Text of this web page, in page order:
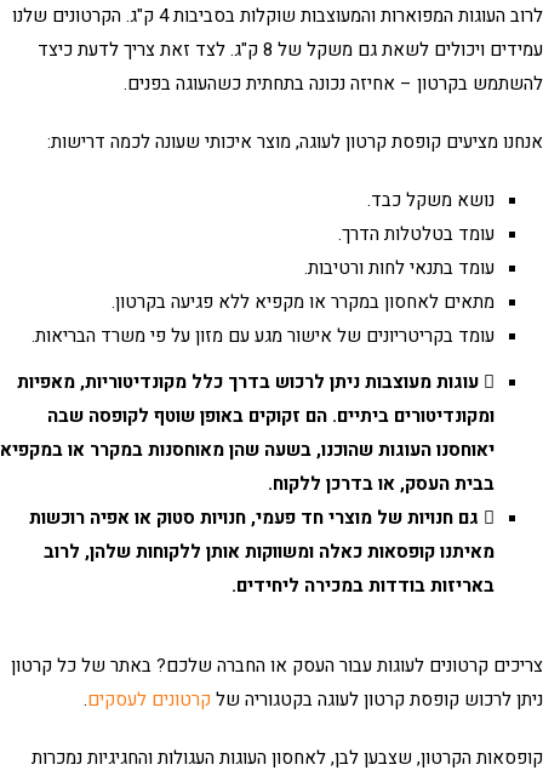
לרוב העוגות המפוארות והמעוצבות שוקלות בסביבות 4 ק"ג. הקרטונים שלנו
עמידים ויכולים לשאת גם משקל של 8 ק"ג. לצד זאת צריך לדעת כיצד
בקרטון – אחיזה נכונה בתחתית כשהעוגה בפנים.
מציעיםקופסת קרטון לעוגה, מוצר איכותי שעונהלכמה דרישות:
נושא משקל כבד.
עומד בטלטלות הדרך.
עומד בתנאי לחות ורטיבות.
מתאים לאחסון במקרר או מקפיא ללא פגיעה בקרטון.
עומד בקריטריונים של אישור מגע עם מזון על פי משרד הבריאות.
עוגות מעוצבות ניתן לרכוש בדרך כלל מקונדיטוריות, מאפיות
ומקונדיטורים ביתיים. הם זקוקים באופן שוטף לקופסה שבה
יאוחסנו העוגות שהוכנו, בשעה שהן מאוחסנות במקרר או במקפיא
בבית העסק, או בדרכן ללקוח.
גם חנויות של מוצרי חד פעמי, חנויות סטוק או אפיה רוכשות
מאיתנו קופסאות כאלה ומשווקות אותן ללקוחות שלהן, לרוב
באריזות בודדות במכירה ליחידים.
קרטונים לעוגות עבור העסק או החברה שלכם? באתר של כל קרטון
לרכושקופסת קרטון לעוגהבקטגוריה שלקרטונים לעסקים.
הקרטון, שצבען לבן, לאחסון העוגות העגולות והחגיגיות נמכרות